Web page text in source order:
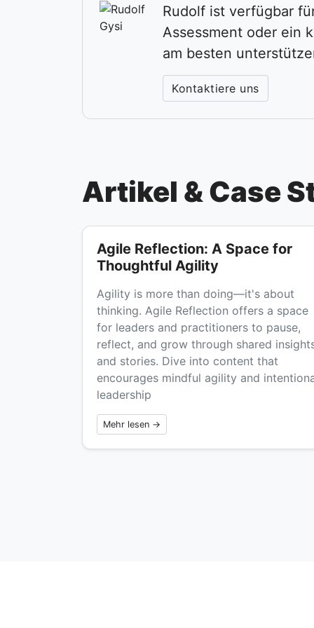
Rudolf ist verfügbar
Assessment oder ein
am besten
Kontaktiere uns
Artikel & Case
Agile Reflection: A Space for
Thoughtful Agility
Agility is more than doing—it's about
thinking. Agile Reflection offers a space
for leaders and practitioners to pause,
reflect, and grow through shared
and stories. Dive into content that
encourages mindful agility and
leadership
Mehr lesen →